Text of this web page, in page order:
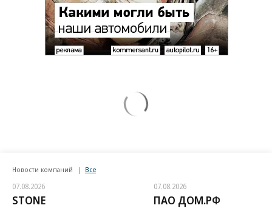
Новости компаний Все
07.08.2026
STONE
07.08.2026
ПАО ДОМ.РФ